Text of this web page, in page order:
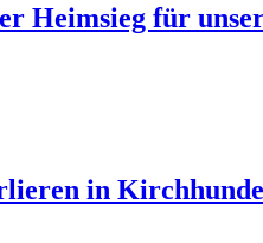
Heimsieg für
in